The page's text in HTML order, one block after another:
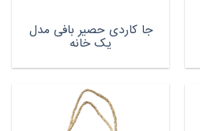
جا کاردی حصیر بافی مدل
یک خانه